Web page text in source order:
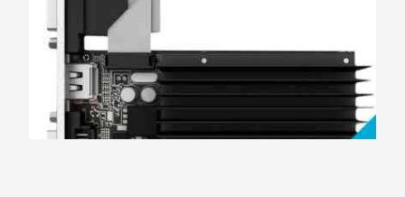
PCTV
Pinnacle